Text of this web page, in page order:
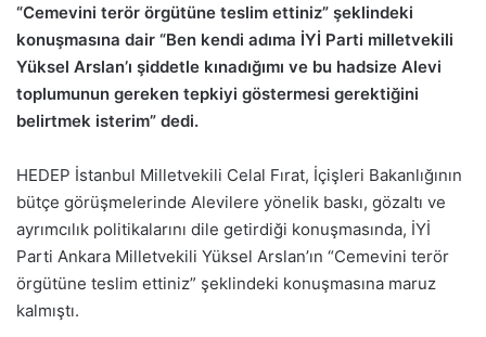
“Cemevini terör örgütüne teslim ettiniz” şeklindeki
konuşmasına dair “Ben kendi adıma İYİ Parti milletvekili
Yüksel Arslan’ı şiddetle kınadığımı ve bu hadsize Alevi
toplumunun gereken tepkiyi göstermesi gerektiğini
belirtmek isterim” dedi.
HEDEP İstanbul Milletvekili Celal Fırat, İçişleri Bakanlığının
bütçe görüşmelerinde Alevilere yönelik baskı, gözaltı ve
ayrımcılık politikalarını dile getirdiği konuşmasında, İYİ
Parti Ankara Milletvekili Yüksel Arslan’ın “Cemevini terör
örgütüne teslim ettiniz” şeklindeki konuşmasına maruz
kalmıştı.